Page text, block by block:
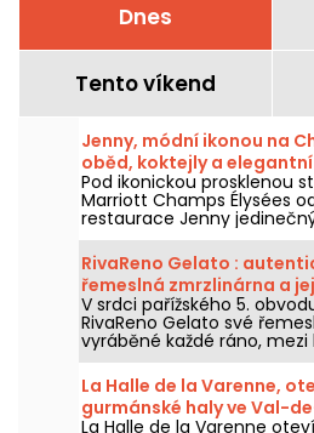
Dnes
Tento víkend
Jenny, módní ikonou na
oběd, koktejly a
Pod ikonickou prosklenou
Marriott Champs Élysées
restaurace Jenny
propojující odkaz haute
současnou gastronomií.
elegantní tea time,
inspirativní večeře:
každý okamžik se stává
den až do půlnoci.
RivaReno Gelato :
řemeslná zmrzlinárna a
Latinské čtvrti
V srdci pařížského 5.
RivaReno Gelato své
vyráběné každé ráno,
italskými specialitami,
prostorem kavárny.
této čtvrti!
La Halle de la Varenne,
gurmánské haly ve Val-
La Halle de la Varenne